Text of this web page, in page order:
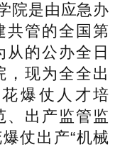
是由应急办
共管的全国第
的公办全日
现为全全出
爆仗人才培
、出产监管监
仗出产“机械